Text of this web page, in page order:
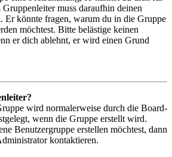
muss daraufhin deinen
Er könnte fragen, warum du in die Gruppe
möchtest. Bitte belästige keinen
er dich ablehnt, er wird einen Grund
wird normalerweise durch die Board-
wenn die Gruppe erstellt wird.
Benutzergruppe erstellen möchtest, dann
kontaktieren.